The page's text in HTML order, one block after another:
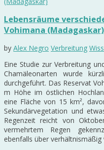
Lebensräume
Vohimana (Madagaskar)
by Alex Negro Verbreitung
Eine Studie zur Verbreitung
Chamäleonarten wurde
durchgeführt. Das Reservat
m Höhe im östlichen
eine Fläche von 15 km²,
Sekundärvegetation und
Regenzeit reicht von
vermehrtem Regen
ebenfalls über